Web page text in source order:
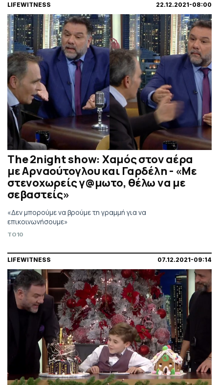
LIFEWITNESS 22.12.2021-08:00
The 2night show: Χαμός στον αέρα
με Αρναούτογλου και Γαρδέλη - «Με
στενοχωρείς γ@μωτο, θέλω να με
σεβαστείς»
«Δεν μπορούμε να βρούμε τη γραμμή για να
επικοινωνήσουμε»
TO10
LIFEWITNESS 07.12.2021-09:14